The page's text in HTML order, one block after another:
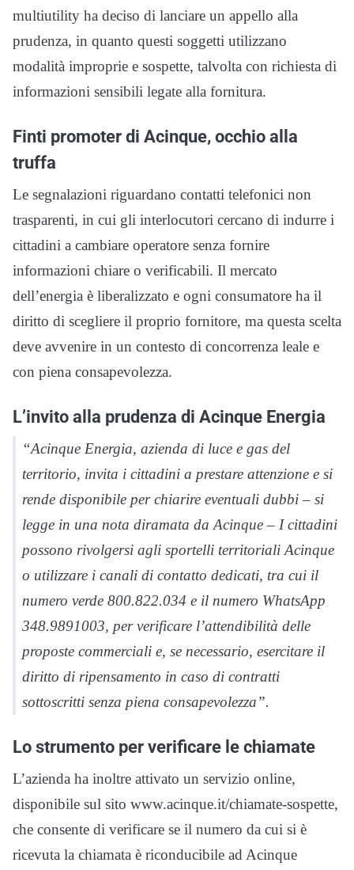
multiutility ha deciso di lanciare un appello alla
prudenza, in quanto questi soggetti utilizzano
modalità improprie e sospette, talvolta con richiesta di
informazioni sensibili legate alla fornitura.
Finti promoter di Acinque, occhio alla
truffa
Le segnalazioni riguardano contatti telefonici non
trasparenti, in cui gli interlocutori cercano di indurre i
cittadini a cambiare operatore senza fornire
informazioni chiare o verificabili. Il mercato
dell’energia è liberalizzato e ogni consumatore ha il
diritto di scegliere il proprio fornitore, ma questa scelta
deve avvenire in un contesto di concorrenza leale e
con piena consapevolezza.
L’invito alla prudenza di Acinque Energia
“Acinque Energia, azienda di luce e gas del
territorio, invita i cittadini a prestare attenzione e si
rende disponibile per chiarire eventuali dubbi – si
legge in una nota diramata da Acinque – I cittadini
possono rivolgersi agli sportelli territoriali Acinque
o utilizzare i canali di contatto dedicati, tra cui il
numero verde 800.822.034 e il numero WhatsApp
348.9891003, per verificare l’attendibilità delle
proposte commerciali e, se necessario, esercitare il
diritto di ripensamento in caso di contratti
sottoscritti senza piena consapevolezza”.
Lo strumento per verificare le chiamate
L’azienda ha inoltre attivato un servizio online,
disponibile sul sito www.acinque.it/chiamate-sospette,
che consente di verificare se il numero da cui si è
ricevuta la chiamata è riconducibile ad Acinque